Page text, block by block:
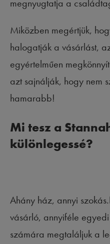
megnyugtatja a
Miközben megértjük,
halogatják a vásárlást,
egyértelműen
azt sajnálják, hogy nem
hamarabb!
Mi tesz a
különlegessé?
Ahány ház, annyi
vásárló, annyiféle
számára megtaláljuk a